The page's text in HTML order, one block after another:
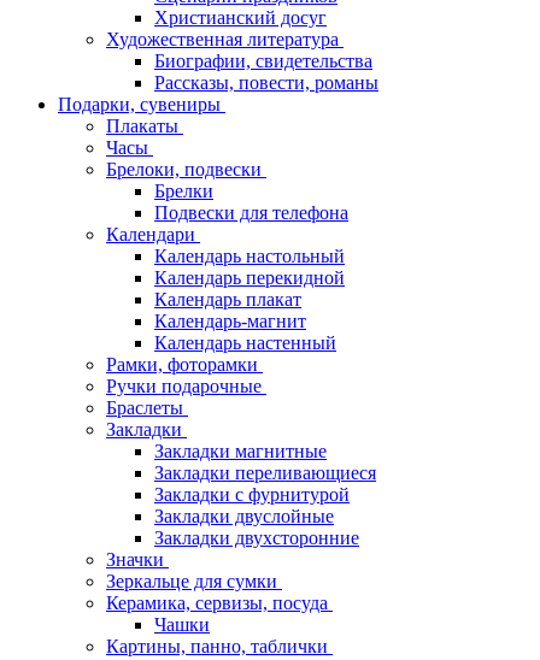
Христианский досуг
Художественная литература
Биографии, свидетельства
Рассказы, повести, романы
Подарки, сувениры
Плакаты
Часы
Брелоки, подвески
Брелки
Подвески для телефона
Календари
Календарь настольный
Календарь перекидной
Календарь плакат
Календарь-магнит
Календарь настенный
Рамки, фоторамки
Ручки подарочные
Браслеты
Закладки
Закладки магнитные
Закладки переливающиеся
Закладки с фурнитурой
Закладки двуслойные
Закладки двухсторонние
Значки
Зеркальце для сумки
Керамика, сервизы, посуда
Чашки
Картины, панно, таблички